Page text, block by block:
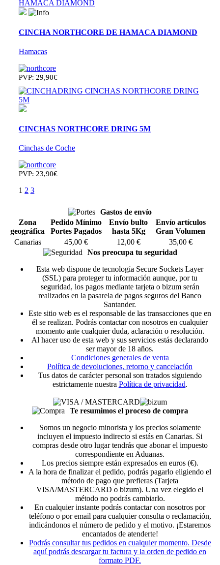
CINCHA NORTHCORE DE HAMACA DIAMOND
Hamacas
PVP: 29,90€
CINCHAS NORTHCORE DRING 5M
Cinchas de Coche
PVP: 23,90€
1 2 3
Gastos de envío
Zona
geográfica
Pedido Mínimo
Portes Pagados
Envío bulto
hasta 5Kg
Envío artículos
Gran Volumen
Canarias
45,00 € 12,00 €
35,00 €
Nos preocupa tu seguridad
Esta web dispone de tecnología Secure Sockets Layer
(SSL) para proteger tu información aunque, por tu
seguridad, los pagos mediante tarjeta o bizum serán
realizados en la pasarela de pagos seguros del Banco
Santander.
Este sitio web es el responsable de las transacciones que en
él se realizan. Podrás contactar con nosotros en cualquier
momento ante cualquier duda, aclaración o resolución.
Al hacer uso de esta web y sus servicios estás declarando
ser mayor de 18 años.
Condiciones generales de venta
Política de devoluciones, retorno y cancelación
Tus datos de carácter personal son tratados siguiendo
estrictamente nuestra Política de privacidad.
Te resumimos el proceso de compra
Somos un negocio minorista y los precios solamente
incluyen el impuesto indirecto si estás en Canarias. Si
compras desde otro lugar tendrás que abonar el impuesto
correspondiente en Aduanas.
Los precios siempre están expresados en euros (€).
A la hora de finalizar el pedido, podrás pagarlo eligiendo el
método de pago que prefieras (Tarjeta
VISA/MASTERCARD o bizum). Una vez elegido el
método no podrás cambiarlo.
En cualquier instante podrás contactar con nosotros por
teléfono o por email para cualquier consulta o reclamación,
indicándonos el número de pedido y el motivo. ¡Estaremos
encantados de atenderte!
Podrás consultar tus pedidos en cualquier momento. Desde
aquí podrás descargar tu factura y la orden de pedido en
formato PDF.